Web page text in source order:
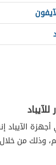
الآيباد
من خلال